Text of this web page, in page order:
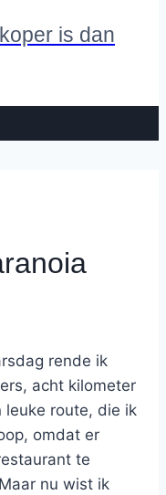
is dan
rende ik
acht kilometer
leuke route, die ik
omdat er
te
nu wist ik